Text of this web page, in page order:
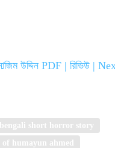
নাজিম উদ্দিন PDF | রিভিউ |
bengali short horror story
of humayun ahmed